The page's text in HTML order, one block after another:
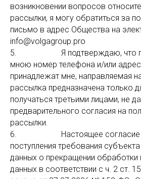
возникновении вопросов
рассылки, я могу обратиться за
письмо в адрес Общества на
info@volgagroup.pro
5. Я подтверждаю, что
мною номер телефона и/или
принадлежат мне, направляемая
рассылка предназначена только
получаться третьими лицами, не
предварительного согласия на
рассылки.
6. Настоящее согласие
поступления требования
данных о прекращении обработки
данных в соответствии с ч. 2 ст.